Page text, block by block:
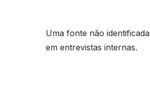
Uma fonte não
em entrevistas internas.